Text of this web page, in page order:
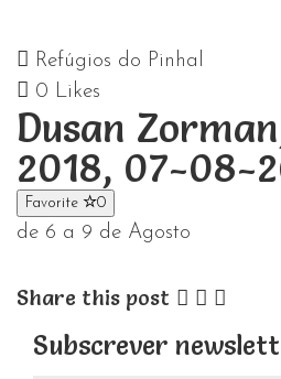
Refúgios do Pinhal
0 Likes
Dusan
2018, 07-08-
Favorite 0
de 6 a 9 de Agosto
Share this post
Subscrever